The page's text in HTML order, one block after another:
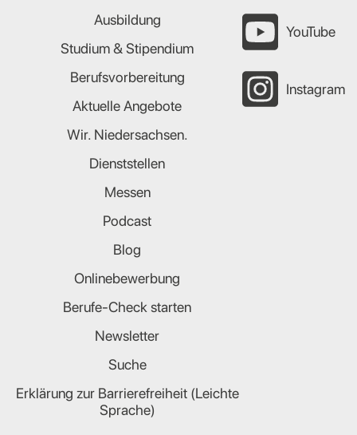
Ausbildung
Studium & Stipendium
Berufsvorbereitung
Aktuelle Angebote
Wir. Niedersachsen.
Dienststellen
Messen
Podcast
Blog
Onlinebewerbung
Berufe-Check starten
Newsletter
Suche
Erklärung zur Barrierefreiheit (Leichte
Sprache)
YouTube
Instagram